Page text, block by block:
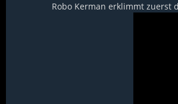
Robo Kerman erklimmt zuerst